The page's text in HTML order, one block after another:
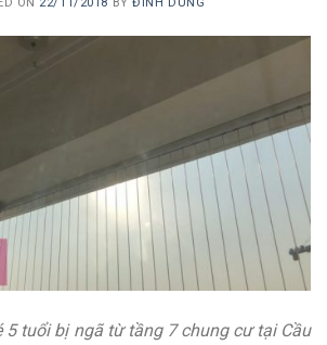
5 tuổi bị ngã từ tầng 7 chung cư tại Cầu